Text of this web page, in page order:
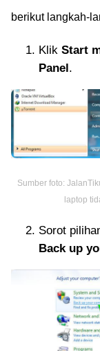
berikut langkah-
Klik Start
Panel.
Sumber foto:
laptop
Sorot
Back up